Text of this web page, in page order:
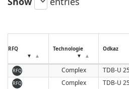
7.938
RFQ Technologie Odkaz
RFQ Complex TDB-U
RFQ Complex TDB-U